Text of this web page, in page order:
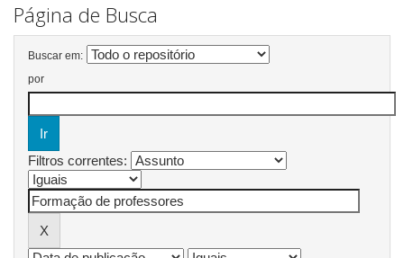
Página de Busca
Buscar em:
por
Filtros correntes: